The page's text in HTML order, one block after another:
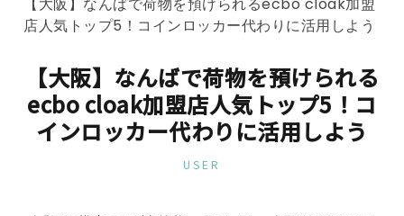
店人気トップ5！コインロッカー代わりに活用しよう
【大阪】なんばで荷物を預けられる
ecbo cloak加盟店人気トップ5！コ
インロッカー代わりに活用しよう
USER